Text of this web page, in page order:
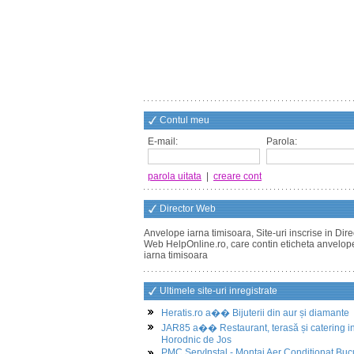
Contul meu
E-mail:
Parola:
parola uitata creare cont
Director Web
Anvelope iarna timisoara, Site-uri inscrise in
Web HelpOnline.ro, care contin eticheta
iarna timisoara
Ultimele site-uri inregistrate
Heratis.ro a�� Bijuterii din aur și diamante
JAR85 a�� Restaurant, terasă și catering in
Horodnic de Jos